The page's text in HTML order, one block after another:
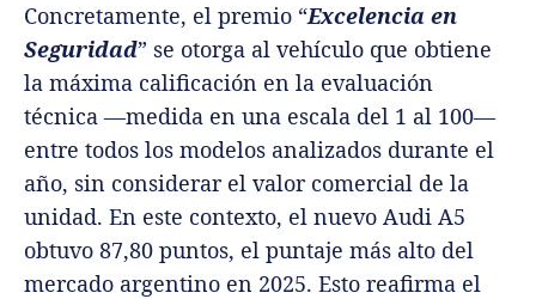
Concretamente, el premio “Excelencia en
Seguridad” se otorga al vehículo que obtiene
la máxima calificación en la evaluación
técnica —medida en una escala del 1 al 100—
entre todos los modelos analizados durante el
año, sin considerar el valor comercial de la
unidad. En este contexto, el nuevo Audi A5
obtuvo 87,80 puntos, el puntaje más alto del
mercado argentino en 2025. Esto reafirma el